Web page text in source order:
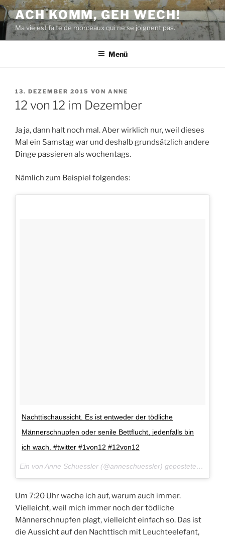
Zum
Inhalt
springen
ACH KOMM, GEH WECH!
Ma vie est faite de morceaux qui ne se joignent pas.
Menü
VERÖFFENTLICHT
AM
13. DEZEMBER 2015 VON ANNE
12 von 12 im Dezember
Ja ja, dann halt noch mal. Aber wirklich nur, weil dieses
Mal ein Samstag war und deshalb grundsätzlich andere
Dinge passieren als wochentags.
Nämlich zum Beispiel folgendes:
Nachttischaussicht. Es ist entweder der tödliche
Männerschnupfen oder senile Bettflucht, jedenfalls bin
ich wach. #twitter #1von12 #12von12
Ein von Anne Schuessler (@anneschuessler) gepostetes Foto am
Um 7:20 Uhr wache ich auf, warum auch immer.
Vielleicht, weil mich immer noch der tödliche
Männerschnupfen plagt, vielleicht einfach so. Das ist
die Aussicht auf den Nachttisch mit Leuchteelefant,